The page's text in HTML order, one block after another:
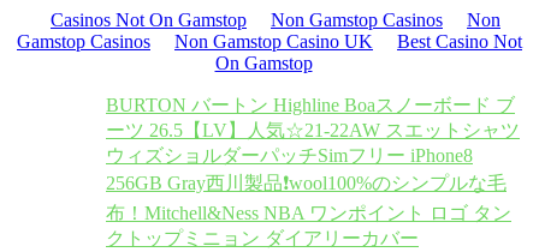
Casinos Not On Gamstop Non Gamstop Casinos
Non
Gamstop Casinos
Non Gamstop Casino UK
Best Casino Not
On Gamstop
BURTON バートン Highline Boaスノーボード ブ
ーツ 26.5 【LV】人気☆21-22AW スエットシャツ
ウィズショルダーパッチSimフリー iPhone8
256GB Gray西川製品❗️wool100%のシンプルな毛
布！ Mitchell&Ness NBA ワンポイント ロゴ タン
クトップミニョン ダイアリーカバー